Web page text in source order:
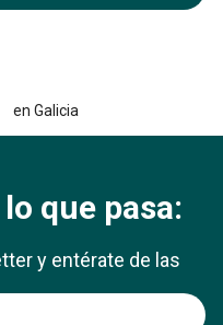
en Galicia
que pasa:
y entérate de las